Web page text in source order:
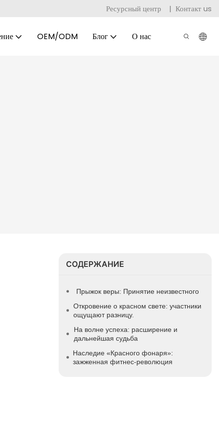
Ресурсный центр | Контакт us
OEM/ODM Блог О нас
СОДЕРЖАНИЕ
Прыжок веры: Принятие неизвестного
Откровение о красном свете: участники
ощущают разницу.
На волне успеха: расширение и
дальнейшая судьба
Наследие «Красного фонаря»:
зажженная фитнес-революция